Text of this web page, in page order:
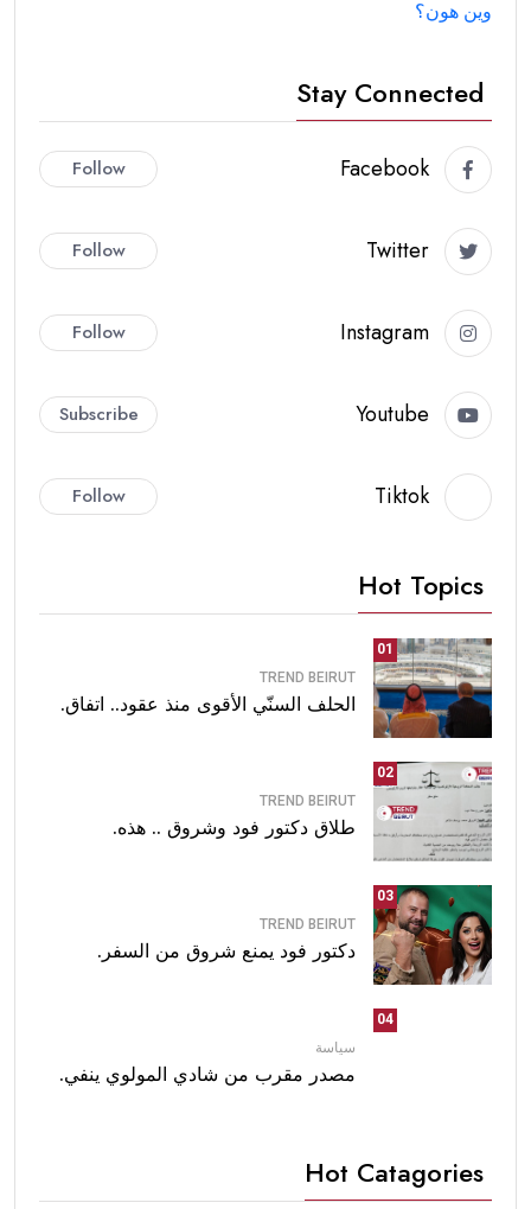
وين هون؟
Stay Connected
Facebook
Follow
Twitter
Follow
Instagram
Follow
Youtube
Subscribe
Tiktok
Follow
Hot Topics
01
TREND BEIRUT
الحلف السنّي الأقوى منذ عقود.. اتفاق.
02
TREND BEIRUT
طلاق دكتور فود وشروق .. هذه.
03
TREND BEIRUT
دكتور فود يمنع شروق من السفر.
04
سياسة
مصدر مقرب من شادي المولوي ينفي.
Hot Catagories